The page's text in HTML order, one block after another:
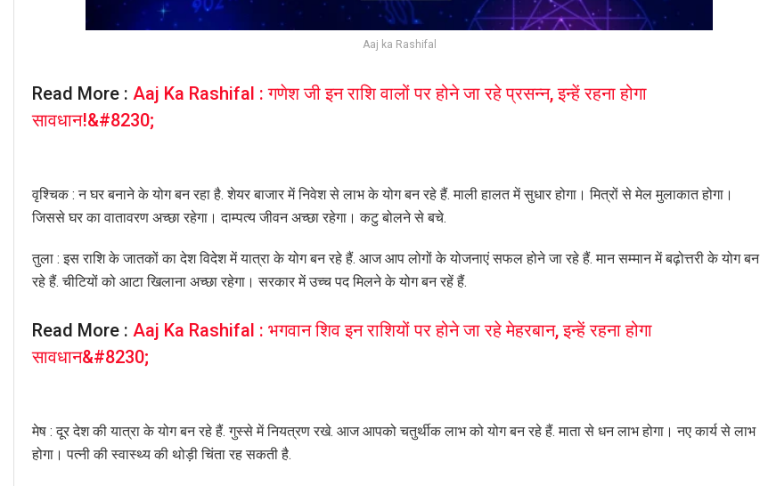
Aaj ka Rashifal
Read More : Aaj Ka Rashifal : गणेश जी इन राशि वालों पर होने जा रहे प्रसन्न, इन्हें रहना होगा
सावधान!&#8230;
वृश्चिक : न घर बनाने के योग बन रहा है. शेयर बाजार में निवेश से लाभ के योग बन रहे हैं. माली हालत में सुधार होगा। मित्रों से मेल मुलाकात होगा।
जिससे घर का वातावरण अच्छा रहेगा। दाम्पत्य जीवन अच्छा रहेगा। कटु बोलने से बचे.
तुला : इस राशि के जातकों का देश विदेश में यात्रा के योग बन रहे हैं. आज आप लोगों के योजनाएं सफल होने जा रहे हैं. मान सम्मान में बढ़ोत्तरी के योग बन
रहे हैं. चीटियों को आटा खिलाना अच्छा रहेगा। सरकार में उच्च पद मिलने के योग बन रहें हैं.
Read More : Aaj Ka Rashifal : भगवान शिव इन राशियों पर होने जा रहे मेहरबान, इन्हें रहना होगा
सावधान&#8230;
मेष : दूर देश की यात्रा के योग बन रहे हैं. गुस्से में नियत्रण रखे. आज आपको चतुर्थीक लाभ को योग बन रहे हैं. माता से धन लाभ होगा। नए कार्य से लाभ
होगा। पत्नी की स्वास्थ्य की थोड़ी चिंता रह सकती है.